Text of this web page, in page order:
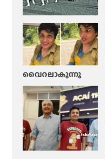
വൈറലാകുന്നു